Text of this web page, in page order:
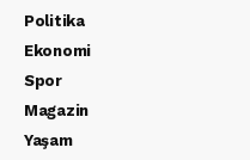
Politika
Ekonomi
Spor
Magazin
Yaşam